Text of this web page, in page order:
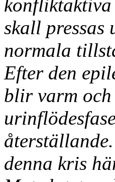
konfliktaktiva
skall
normala
Efter den
blir varm
denna kris